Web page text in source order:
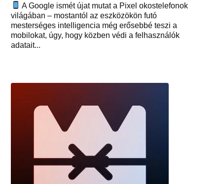
A Google ismét újat mutat a Pixel okostelefonok
világában – mostantól az eszközökön futó
mesterséges intelligencia még erősebbé teszi a
mobilokat, úgy, hogy közben védi a felhasználók
adatait...